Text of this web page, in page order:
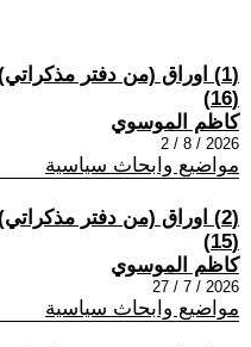
(1) اوراق (من دفتر
(16)
كاظم الموسوي
2026 / 8 / 2
مواضيع وابحاث سياسية
(2) اوراق (من دفتر
(15)
كاظم الموسوي
2026 / 7 / 27
مواضيع وابحاث سياسية